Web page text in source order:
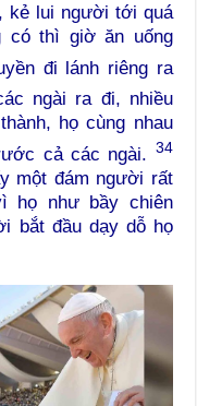
kẻ lui người tới quá
có thì giờ ăn uống
đi lánh riêng ra
ngài ra đi, nhiều
họ cùng nhau
cả các ngài. 34
một đám người rất
họ như bầy chiên
bắt đầu dạy dỗ họ